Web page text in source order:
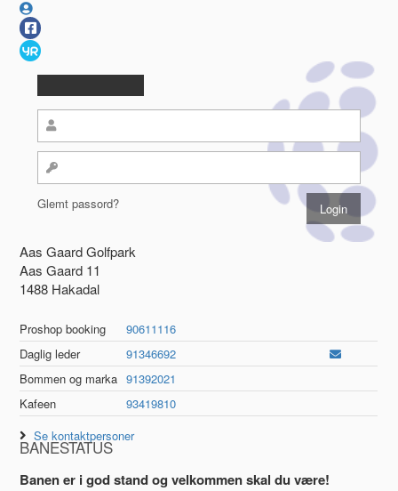
Glemt passord?
Aas Gaard Golfpark
Aas Gaard 11
1488 Hakadal
Proshop booking
90611116
Daglig leder
91346692
Bommen og marka 91392021
Kafeen
93419810
Se kontaktpersoner
BANESTATUS
Banen er i god stand og velkommen skal du være!